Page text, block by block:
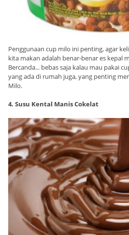
Penggunaan cup milo ini penting, agar
kita makan adalah benar-benar es kepal
Bercanda... bebas saja kalau mau pakai
yang ada di rumah juga, yang penting
Milo.
4. Susu Kental Manis Cokelat